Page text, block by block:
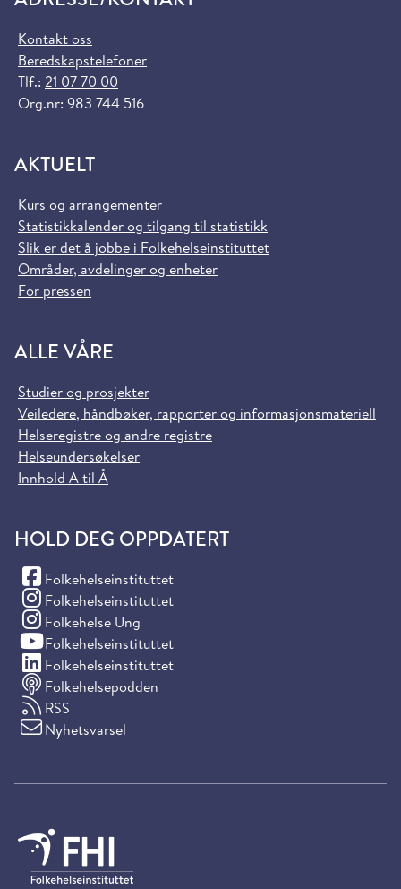
Kontakt oss
Beredskapstelefoner
Tlf.: 21 07 70 00
Org.nr: 983 744 516
AKTUELT
Kurs og arrangementer
Statistikkalender og tilgang til statistikk
Slik er det å jobbe i Folkehelseinstituttet
Områder, avdelinger og enheter
For pressen
ALLE VÅRE
Studier og prosjekter
Veiledere, håndbøker, rapporter og informasjonsmateriell
Helseregistre og andre registre
Helseundersøkelser
Innhold A til Å
HOLD DEG OPPDATERT
Folkehelseinstituttet
(Facebook)
Folkehelseinstituttet
(Instagram)
Folkehelse Ung
(Instagram)
Folkehelseinstituttet
(YouTube)
Folkehelseinstituttet
(LinkedIn)
Folkehelsepodden
RSS
Nyhetsvarsel